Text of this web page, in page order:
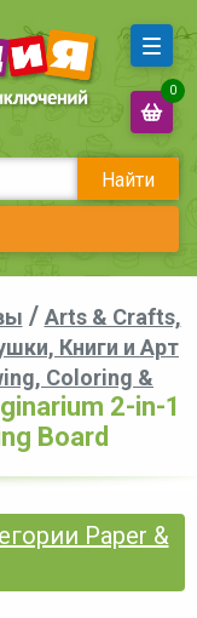
Найти
0
/ Arts & Crafts,
Книги и Арт
Coloring &
2-in-1
Board
Paper &